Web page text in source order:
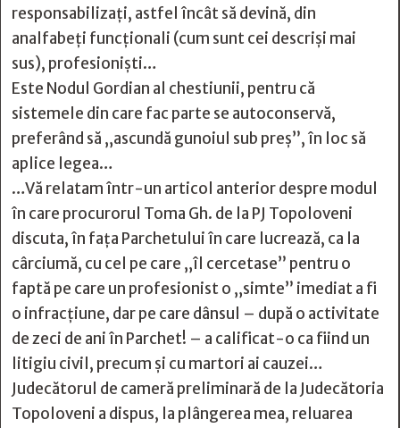
responsabilizați, astfel încât să devină, din
analfabeţi funcționali (cum sunt cei descriși mai
sus), profesionişti…
Este Nodul Gordian al chestiunii, pentru că
sistemele din care fac parte se autoconservă,
preferând să „ascundă gunoiul sub preș”, în loc să
aplice legea…
…Vă relatam într-un articol anterior despre modul
în care procurorul Toma Gh. de la PJ Topoloveni
discuta, în fața Parchetului în care lucrează, ca la
cârciumă, cu cel pe care „îl cercetase” pentru o
faptă pe care un profesionist o „simte” imediat a fi
o infracțiune, dar pe care dânsul – după o activitate
de zeci de ani în Parchet! – a calificat-o ca fiind un
litigiu civil, precum şi cu martori ai cauzei…
Judecătorul de cameră preliminară de la Judecătoria
Topoloveni a dispus, la plângerea mea, reluarea